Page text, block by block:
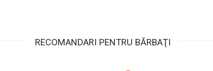
RECOMANDARI PENTRU BĂRBAŢI